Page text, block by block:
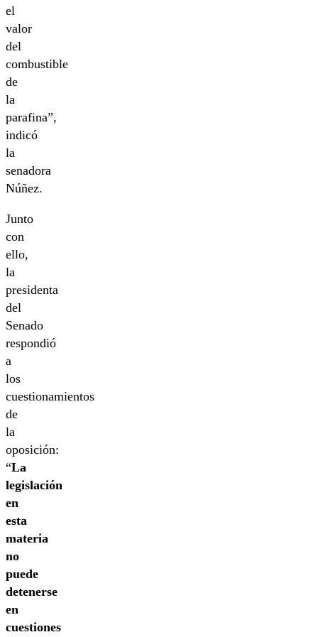
el
valor
del
combustible
de
la
parafina”,
indicó
la
senadora
Núñez.
Junto
con
ello,
la
presidenta
del
Senado
respondió
a
los
cuestionamientos
de
la
oposición:
“La
legislación
en
esta
materia
no
puede
detenerse
en
cuestiones